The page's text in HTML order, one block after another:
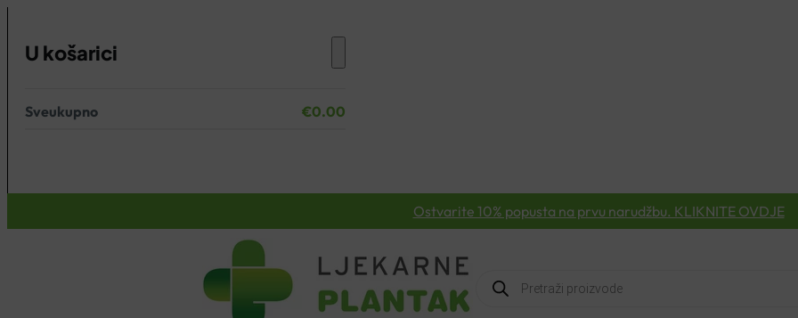
U košarici
Nema proizvoda u košarici.
Sveukupno €0.00
Ostvarite 10% popusta na prvu narudžbu. KLIKNITE OVDJE
Products
search